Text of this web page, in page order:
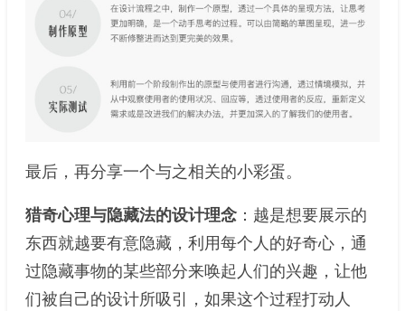
最后，再分享一个与之相关的小彩蛋。
猎奇心理与隐藏法的设计理念 ：越是想要展示的
东西就越要有意隐藏，利用每个人的好奇心，通
过隐藏事物的某些部分来唤起人们的兴趣，让他
们被自己的设计所吸引，如果这个过程打动人